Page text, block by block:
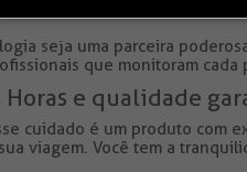
seja uma parceira
que monitoram cada
e qualidade
cuidado é um produto com
viagem. Você tem a